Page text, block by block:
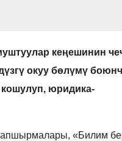
кеңешинин
окуу бөлүмү
юридика-
тапшырмалары, «Билим